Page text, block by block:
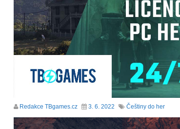
Redakce TBgames.cz 3. 6. 2022 Češtiny do her